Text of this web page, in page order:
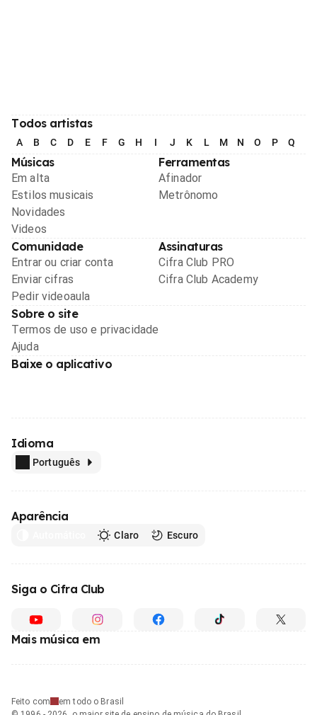
Todos artistas
A B C D E F G H I J K L M N O P Q
Músicas
Em alta
Estilos musicais
Novidades
Videos
Ferramentas
Afinador
Metrônomo
Comunidade
Entrar ou criar conta
Enviar cifras
Pedir videoaula
Assinaturas
Cifra Club PRO
Cifra Club Academy
Sobre o site
Termos de uso e privacidade
Ajuda
Baixe o aplicativo
Idioma
Português
Aparência
Claro Escuro
Siga o Cifra Club
Mais música em
Feito com
em todo o Brasil